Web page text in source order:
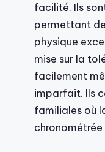
facilité. Ils
permettant
physique
mise sur la
facilement
imparfait. Ils
familiales où
chronométrée